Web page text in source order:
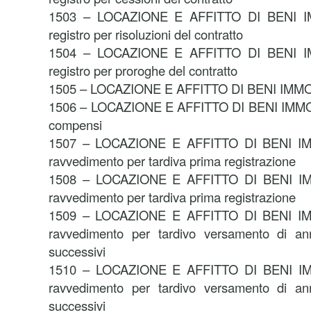
1503 – LOCAZIONE E AFFITTO DI BENI
registro per risoluzioni del contratto
1504 – LOCAZIONE E AFFITTO DI BENI
registro per proroghe del contratto
1505 – LOCAZIONE E AFFITTO DI BENI
1506 – LOCAZIONE E AFFITTO DI BENI
compensi
1507 – LOCAZIONE E AFFITTO DI BENI
ravvedimento per tardiva prima registrazione
1508 – LOCAZIONE E AFFITTO DI BENI
ravvedimento per tardiva prima registrazione
1509 – LOCAZIONE E AFFITTO DI BENI
ravvedimento per tardivo versamento di
successivi
1510 – LOCAZIONE E AFFITTO DI BENI
ravvedimento per tardivo versamento di
successivi